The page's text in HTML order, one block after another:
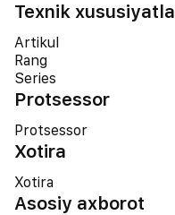
Texnik
Artikul
Rang
Series
Protsessor
Protsessor
Xotira
Xotira
Asosiy axborot